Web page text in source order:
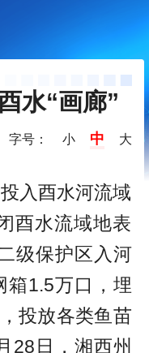
水“画廊”
字号： 小 中 大
入酉水河流域
酉水流域地表
级保护区入河
箱1.5万口，埋
投放各类鱼苗
28日，湘西州